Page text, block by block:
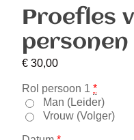
Proefles
personen
€ 30,00
Rol persoon 1 *
Man (Leider)
Vrouw (Volger)